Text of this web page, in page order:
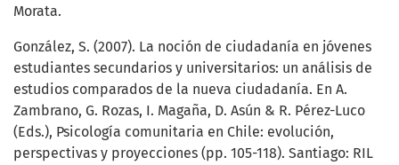
Morata.
González, S. (2007). La noción de ciudadanía en jóvenes
estudiantes secundarios y universitarios: un análisis de
estudios comparados de la nueva ciudadanía. En A.
Zambrano, G. Rozas, I. Magaña, D. Asún & R. Pérez-Luco
(Eds.), Psicología comunitaria en Chile: evolución,
perspectivas y proyecciones (pp. 105-118). Santiago: RIL